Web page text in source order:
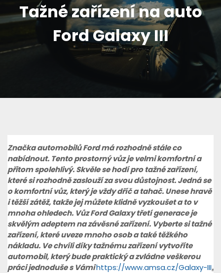
Tažné zařízení na auto
Ford Galaxy III
Značka automobilů Ford má rozhodně stále co
nabídnout. Tento prostorný vůz je velmi komfortní a
přitom spolehlivý. Skvěle se hodí pro tažné zařízení,
které si rozhodně zaslouží za svou důstojnost. Jedná se
o komfortní vůz, který je vždy dříč a tahač. Unese hravě
i těžší zátěž, takže jej můžete klidně vyzkoušet a to v
mnoha ohledech. Vůz Ford Galaxy třetí generace je
skvělým adeptem na závěsné zařízení. Vyberte si tažné
zařízení, které uveze mnoho osob a také těžkého
nákladu. Ve chvíli díky tažnému zařízení vytvoříte
automobil, který bude praktický a zvládne veškerou
práci jednoduše s Vámihttps://www.amsa.cz/Galaxy-III.